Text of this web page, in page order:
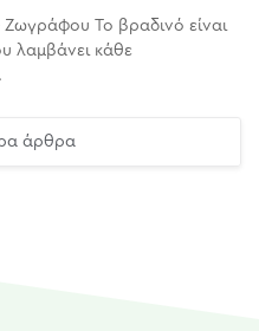
Ζωγράφου Το βραδινό είναι
λαμβάνει κάθε
άρθρα